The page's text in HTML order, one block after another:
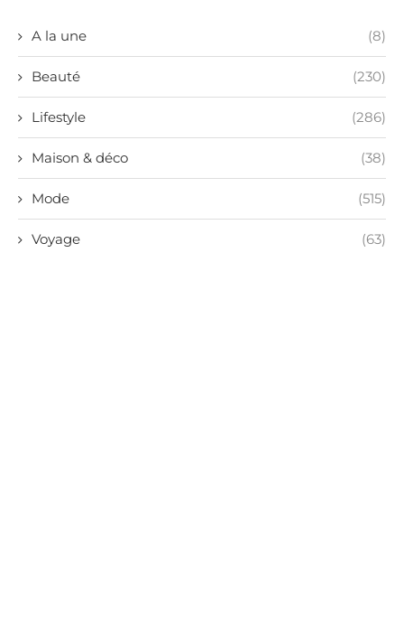
A la une (8)
Beauté (230)
Lifestyle (286)
Maison & déco (38)
Mode (515)
Voyage (63)